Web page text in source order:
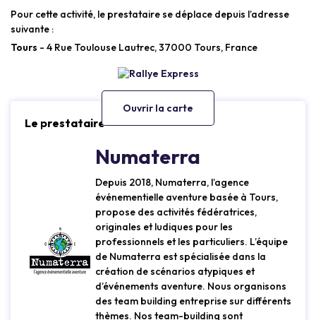
Pour cette activité, le prestataire se déplace depuis l’adresse
suivante :
Tours - 4 Rue Toulouse Lautrec, 37000 Tours, France
Ouvrir la carte
Le prestataire
Numaterra
Depuis 2018, Numaterra, l’agence
événementielle aventure basée à Tours,
propose des activités fédératrices,
originales et ludiques pour les
professionnels et les particuliers. L’équipe
de Numaterra est spécialisée dans la
création de scénarios atypiques et
d’événements aventure. Nous organisons
des team building entreprise sur différents
thèmes. Nos team-building sont